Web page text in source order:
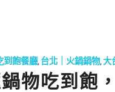
到飽餐廳,台北｜火鍋鍋物,大
物吃到飽